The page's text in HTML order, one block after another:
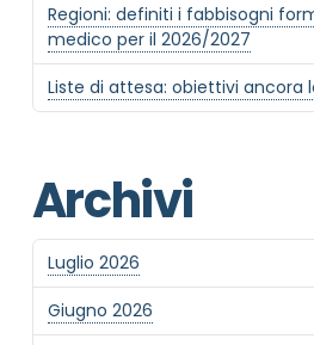
Regioni: definiti i fabbisogni
medico per il 2026/2027
Liste di attesa: obiettivi ancora
Archivi
Luglio 2026
Giugno 2026